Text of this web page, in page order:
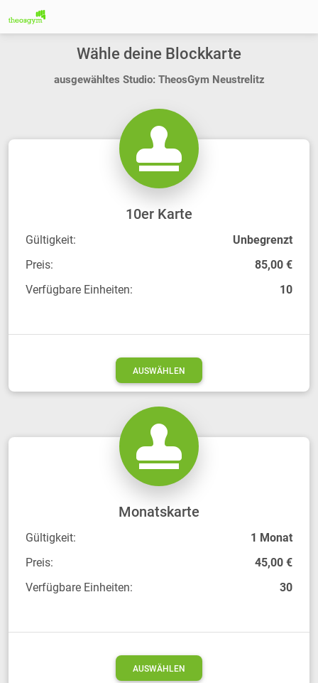
Wähle deine Blockkarte
ausgewähltes Studio: TheosGym Neustrelitz
10er Karte
Gültigkeit:
Unbegrenzt
Preis:
85,00 €
Verfügbare Einheiten:
10
AUSWÄHLEN
Monatskarte
Gültigkeit:
1 Monat
Preis:
45,00 €
Verfügbare Einheiten:
30
AUSWÄHLEN